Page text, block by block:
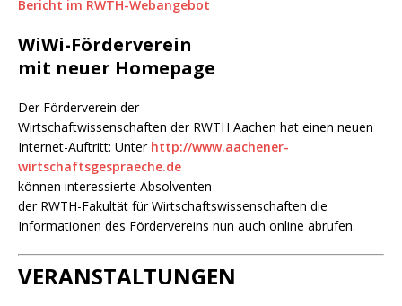
Bericht im RWTH-Webangebot
WiWi-Förderverein
mit neuer Homepage
Der Förderverein der
Wirtschaftwissenschaften der RWTH Aachen hat einen neuen
Internet-Auftritt: Unter http://www.aachener-
wirtschaftsgespraeche.de
können interessierte Absolventen
der RWTH-Fakultät für Wirtschaftswissenschaften die
Informationen des Fördervereins nun auch online abrufen.
VERANSTALTUNGEN